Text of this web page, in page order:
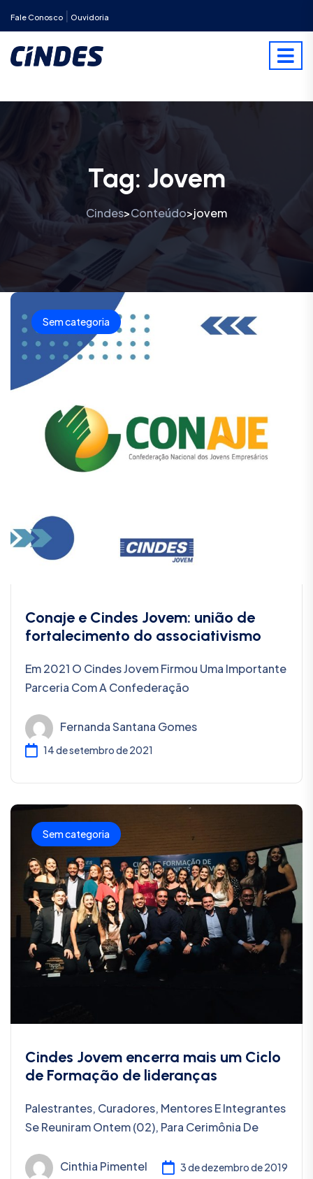
Fale Conosco Ouvidoria
Tag: Jovem
Cindes>Conteúdo>jovem
Sem categoria
Conaje e Cindes Jovem: união de
fortalecimento do associativismo
Em 2021 O Cindes Jovem Firmou Uma Importante
Parceria Com A Confederação
Fernanda Santana Gomes
14 de setembro de 2021
Sem categoria
Cindes Jovem encerra mais um Ciclo
de Formação de lideranças
Palestrantes, Curadores, Mentores E Integrantes
Se Reuniram Ontem (02), Para Cerimônia De
Cinthia Pimentel 3 de dezembro de 2019